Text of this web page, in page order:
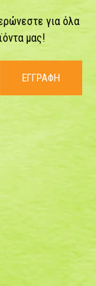
για όλα
μας!
ΕΓΓΡΑΦΗ